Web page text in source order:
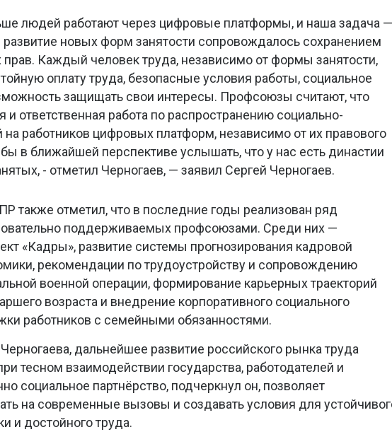
людей работают через цифровые платформы, и наша задача —
развитие новых форм занятости сопровождалось сохранением
Каждый человек труда, независимо от формы занятости,
оплату труда, безопасные условия работы, социальное
защищать свои интересы. Профсоюзы считают, что
и ответственная работа по распространению социально-
на работников цифровых платформ, независимо от их правового
в ближайшей перспективе услышать, что у нас есть династии
- отметил Черногаев, — заявил Сергей Черногаев.
также отметил, что в последние годы реализован ряд
поддерживаемых профсоюзами. Среди них —
«Кадры», развитие системы прогнозирования кадровой
рекомендации по трудоустройству и сопровождению
военной операции, формирование карьерных траекторий
возраста и внедрение корпоративного социального
работников с семейными обязанностями.
дальнейшее развитие российского рынка труда
тесном взаимодействии государства, работодателей и
социальное партнёрство, подчеркнул он, позволяет
на современные вызовы и создавать условия для
и достойного труда.